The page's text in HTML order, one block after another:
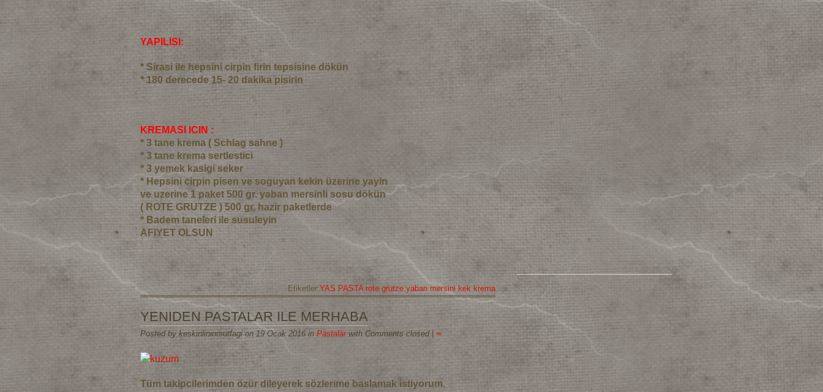
YAPILISI:
* Sirasi ile hepsini cirpin firin tepsisine dökün
* 180 derecede 15- 20 dakika pisirin
KREMASI ICIN :
* 3 tane krema ( Schlag sahne )
* 3 tane krema sertlestici
* 3 yemek kasigi seker
* Hepsini cirpin pisen ve soguyan kekin üzerine yayin
ve uzerine 1 paket 500 gr. yaban mersinli sosu dökün
( ROTE GRUTZE ) 500 gr, hazir paketlerde
* Badem taneleri ile susuleyin
AFIYET OLSUN
Etiketler:YAS PASTA rote grutze yaban mersini kek krema
YENIDEN PASTALAR ILE MERHABA
Posted by keskinlininmutfagi on 19 Ocak 2016 in Pastalar with Comments closed| ∞
Tüm takipcilerimden özür dileyerek sözlerime baslamak istiyorum.